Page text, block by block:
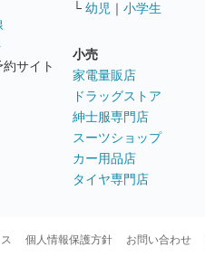
サイト
└ 幼児 ｜ 小学生
小売
家電量販店
ドラッグストア
紳士服専門店
スーツショップ
カー用品店
タイヤ専門店
個人情報保護方針 お問い合わせ